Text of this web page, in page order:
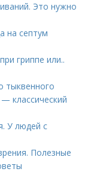
Это нужно
на септум
гриппе или..
тыквенного
классический
У людей с
Полезные